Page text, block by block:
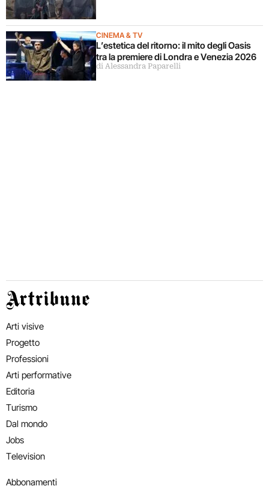
CINEMA & TV
L’estetica del ritorno: il mito degli Oasis
tra la premiere di Londra e Venezia 2026
di Alessandra Paparelli
Artribune
Arti visive
Progetto
Professioni
Arti performative
Editoria
Turismo
Dal mondo
Jobs
Television
Abbonamenti